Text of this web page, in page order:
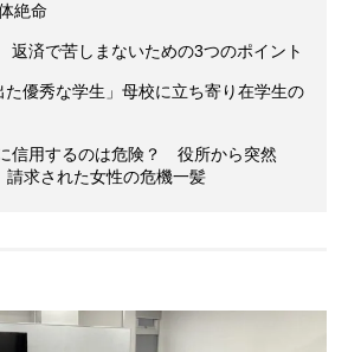
絶命
済で苦しまないための3つのポイント
た優秀な学生」母校に立ち寄り在学生の
信用するのは危険？ 役所から突然
請求された女性の危機一髪